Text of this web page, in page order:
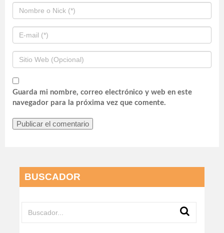
Guarda mi nombre, correo electrónico y web en este
navegador para la próxima vez que comente.
BUSCADOR